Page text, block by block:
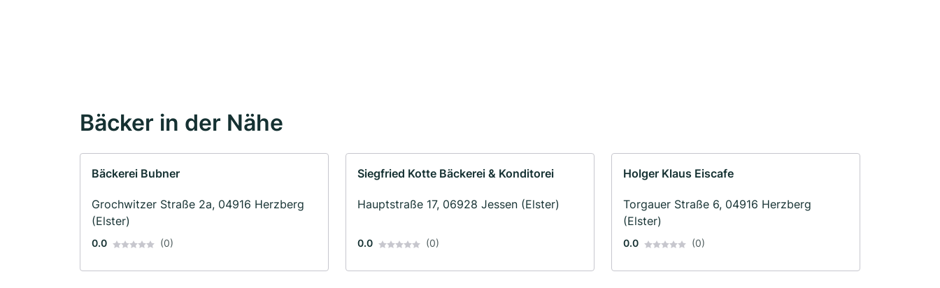
Bäcker in der Nähe
Bäckerei Bubner
Grochwitzer Straße 2a, 04916 Herzberg
(Elster)
0.0 (0)
Siegfried Kotte Bäckerei & Konditorei
Hauptstraße 17, 06928 Jessen (Elster)
0.0 (0)
Holger Klaus Eiscafe
Torgauer Straße 6, 04916 Herzberg
(Elster)
0.0 (0)